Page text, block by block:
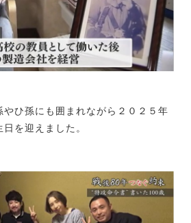
やひ孫にも囲まれながら２０２５年
を迎えました。